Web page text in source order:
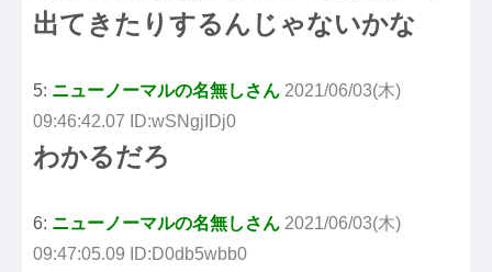
出てきたりするんじゃないかな
5: ニューノーマルの名無しさん 2021/06/03(木)
09:46:42.07 ID:wSNgjIDj0
わかるだろ
6: ニューノーマルの名無しさん 2021/06/03(木)
09:47:05.09 ID:D0db5wbb0